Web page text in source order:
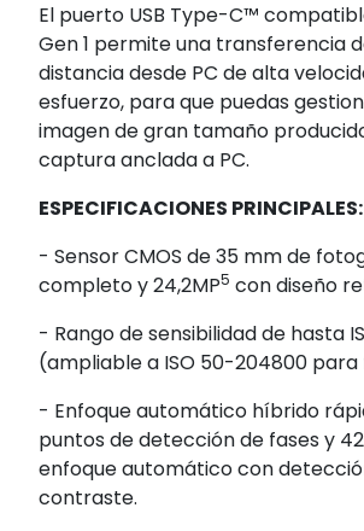
El puerto USB Type-C™
Gen 1 permite una transferencia
distancia desde PC de alta
esfuerzo, para que puedas
imagen de gran tamaño
captura anclada a PC.
ESPECIFICACIONES PRINCIPALES:
- Sensor CMOS de 35 mm de
completo y 24,2MP5 con diseño
- Rango de sensibilidad de hasta
(ampliable a ISO 50-204800
- Enfoque automático híbrido
puntos de detección de fases y
enfoque automático con
contraste.